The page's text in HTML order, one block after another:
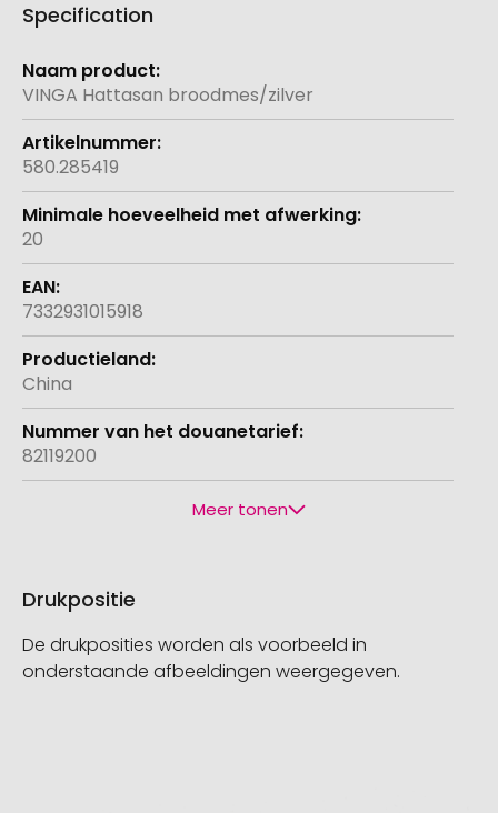
Specification
Meer
informatie
VINGA Hattasan broodmes/zilver
580.285419
20
7332931015918
China
82119200
Meer tonen
Drukpositie
De drukposities worden als voorbeeld in
onderstaande afbeeldingen weergegeven.